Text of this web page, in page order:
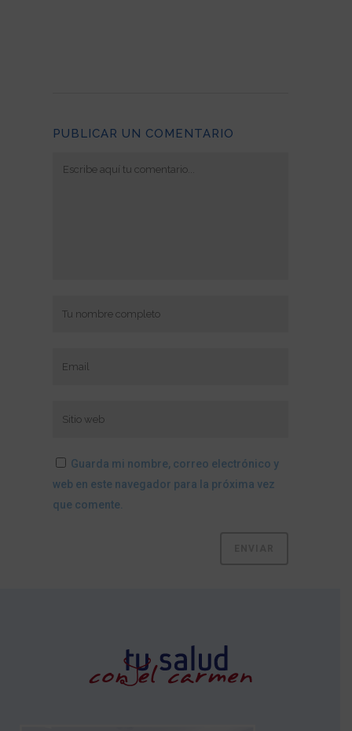
PUBLICAR UN COMENTARIO
Guarda mi nombre, correo electrónico y
web en este navegador para la próxima vez
que comente.